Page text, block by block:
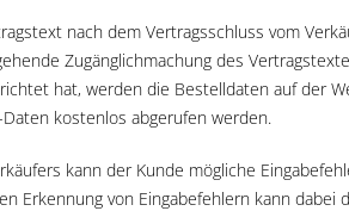
nach dem Vertragsschluss vom
Zugänglichmachung des
hat, werden die Bestelldaten auf der
kostenlos abgerufen werden.
kann der Kunde mögliche
von Eingabefehlern kann